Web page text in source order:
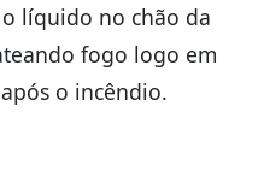
líquido no chão da
fogo logo em
o incêndio.